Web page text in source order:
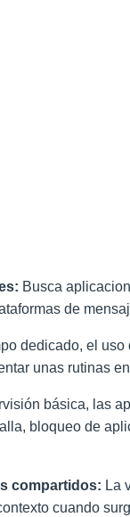
Busca
de
dedicado, el
unas rutinas
básica, las
bloqueo de
compartidos: La
cuando